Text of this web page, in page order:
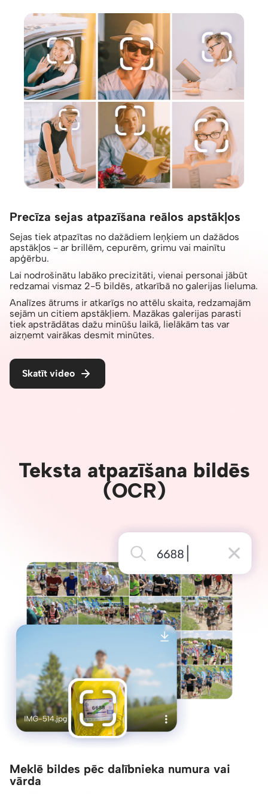
Precīza sejas atpazīšana reālos apstākļos
Sejas tiek atpazītas no dažādiem leņķiem un dažādos
apstākļos - ar brillēm, cepurēm, grimu vai mainītu
apģērbu.
Lai nodrošinātu labāko precizitāti, vienai personai jābūt
redzamai vismaz 2-5 bildēs, atkarībā no galerijas lieluma.
Analīzes ātrums ir atkarīgs no attēlu skaita, redzamajām
sejām un citiem apstākļiem. Mazākas galerijas parasti
tiek apstrādātas dažu minūšu laikā, lielākām tas var
aizņemt vairākas desmit minūtes.
Skatīt video
Teksta atpazīšana bildēs
(OCR)
Meklē bildes pēc dalībnieka numura vai
vārda